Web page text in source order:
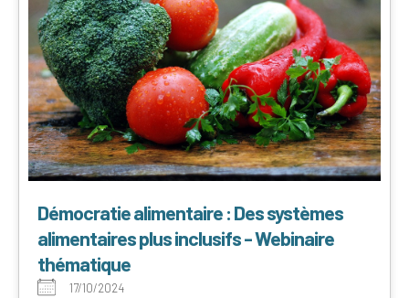
Démocratie alimentaire : Des systèmes
alimentaires plus inclusifs - Webinaire
thématique
17/10/2024